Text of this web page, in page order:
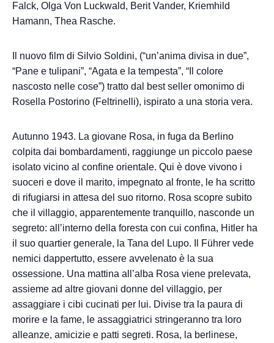
Falck, Olga Von Luckwald, Berit Vander, Kriemhild
Hamann, Thea Rasche.
Il nuovo film di Silvio Soldini, (“un’anima divisa in due”,
“Pane e tulipani”, “Agata e la tempesta”, “Il colore
nascosto nelle cose”) tratto dal best seller omonimo di
Rosella Postorino (Feltrinelli), ispirato a una storia vera.
Autunno 1943. La giovane Rosa, in fuga da Berlino
colpita dai bombardamenti, raggiunge un piccolo paese
isolato vicino al confine orientale. Qui è dove vivono i
suoceri e dove il marito, impegnato al fronte, le ha scritto
di rifugiarsi in attesa del suo ritorno. Rosa scopre subito
che il villaggio, apparentemente tranquillo, nasconde un
segreto: all’interno della foresta con cui confina, Hitler ha
il suo quartier generale, la Tana del Lupo. Il Führer vede
nemici dappertutto, essere avvelenato è la sua
ossessione. Una mattina all’alba Rosa viene prelevata,
assieme ad altre giovani donne del villaggio, per
assaggiare i cibi cucinati per lui. Divise tra la paura di
morire e la fame, le assaggiatrici stringeranno tra loro
alleanze, amicizie e patti segreti. Rosa, la berlinese,